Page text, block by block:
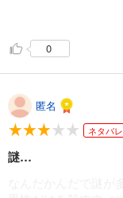
0
匿名
ネタバレ
謎…